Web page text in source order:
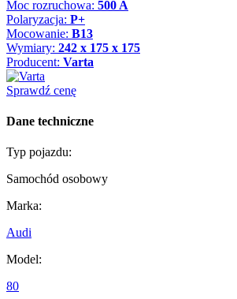
Moc rozruchowa: 500 A
Polaryzacja: P+
Mocowanie: B13
Wymiary: 242 x 175 x 175
Producent: Varta
Sprawdź cenę
Dane techniczne
Typ pojazdu:
Samochód osobowy
Marka:
Audi
Model:
80